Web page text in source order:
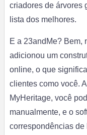
criadores de árvores
lista dos melhores.
E a 23andMe? Bem,
adicionou um
online, o que
clientes como você.
MyHeritage, você
manualmente, e o
correspondências